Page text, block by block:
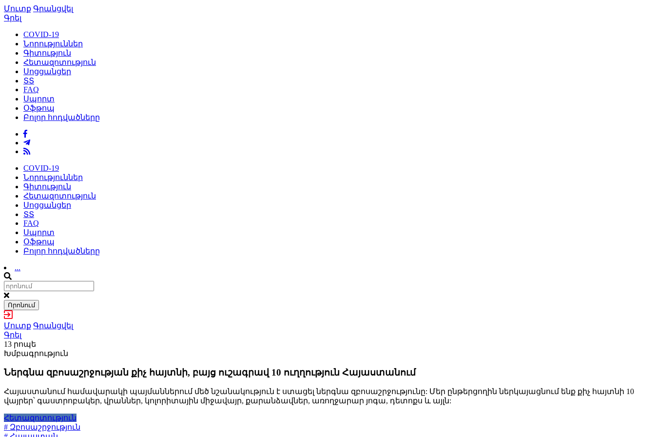
Մուտք Գրանցվել
Գրել
COVID-19
Նորություններ
Գիտություն
Հետազոտություն
Սոցցանցեր
ՏՏ
FAQ
Սպորտ
Օֆթոպ
Բոլոր հոդվածները
COVID-19
Նորություններ
Գիտություն
Հետազոտություն
Սոցցանցեր
ՏՏ
FAQ
Սպորտ
Օֆթոպ
Բոլոր հոդվածները
...
Որոնում
Մուտք Գրանցվել
Գրել
13 րոպե
Խմբագրություն
Ներգնա զբոսաշրջության քիչ հայտնի, բայց ուշագրավ 10 ուղղություն Հայաստանում
Հայաստանում համավարակի պայմաններում մեծ նշանակություն է ստացել ներգնա զբոսաշրջությունը: Մեր ընթերցողին ներկայացնում ենք քիչ հայտնի 10
վայրեր՝ գաստրոբակեր, վրաններ, կոլորիտային միջավայր, քարանձավներ, առողջարար յոգա, դետոքս և այլն:
Հետազոտություն
# Զբոսաշրջություն